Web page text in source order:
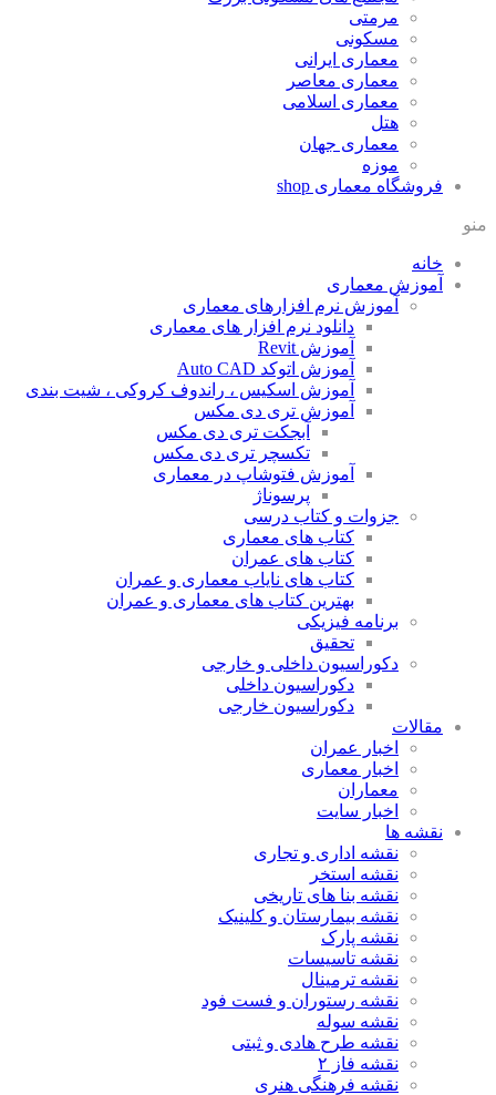
مرمتی
مسکونی
معماری ایرانی
معماری معاصر
معماری اسلامی
هتل
معماری جهان
موزه
فروشگاه معماری shop
منو
خانه
آموزش معماری
آموزش نرم افزارهای معماری
دانلود نرم افزار های معماری
آموزش Revit
آموزش اتوکد Auto CAD
آموزش اسکیس ، راندوف کروکی ، شیت بندی
آموزش تری دی مکس
آبجکت تری دی مکس
تکسچر تری دی مکس
آموزش فتوشاپ در معماری
پرسوناژ
جزوات و کتاب درسی
کتاب های معماری
کتاب های عمران
کتاب های نایاب معماری و عمران
بهترین کتاب های معماری و عمران
برنامه فیزیکی
تحقیق
دکوراسیون داخلی و خارجی
دکوراسیون داخلی
دکوراسیون خارجی
مقالات
اخبار عمران
اخبار معماری
معماران
اخبار سایت
نقشه ها
نقشه اداری و تجاری
نقشه استخر
نقشه بنا های تاریخی
نقشه بیمارستان و کلینیک
نقشه پارک
نقشه تاسیسات
نقشه ترمینال
نقشه رستوران و فست فود
نقشه سوله
نقشه طرح هادی و ثبتی
نقشه فاز ۲
نقشه فرهنگی هنری